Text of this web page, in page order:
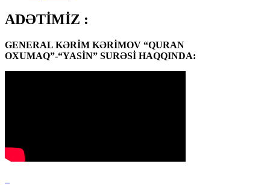
ADƏTİMİZ :
GENERAL KƏRİM KƏRİMOV “QURAN
OXUMAQ”-“YASİN” SURƏSİ HAQQINDA: